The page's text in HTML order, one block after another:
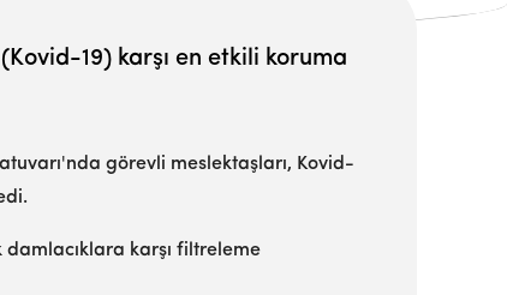
19) karşı en etkili koruma
görevli meslektaşları, Kovid-
damlacıklara karşı filtreleme